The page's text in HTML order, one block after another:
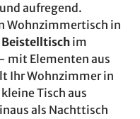
aufregend.
Wohnzimmertisch in
Beistelltisch im
mit Elementen aus
Ihr Wohnzimmer in
Tisch aus
als Nachttisch